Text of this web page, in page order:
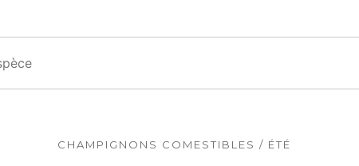
CHAMPIGNONS COMESTIBLES / ÉTÉ